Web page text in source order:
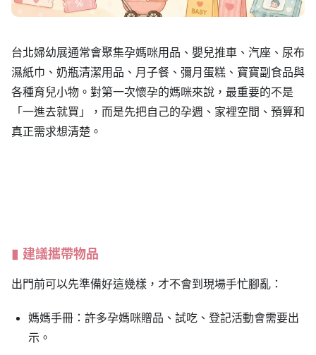
台北婦幼展通常會聚集孕媽咪用品、嬰兒推車、汽座、尿布
濕紙巾、奶瓶清潔用品、月子餐、彌月蛋糕、寶寶副食品與
各種育兒小物。對第一次懷孕的媽咪來說，最重要的不是
「一進去就買」，而是先把自己的孕週、家裡空間、預算和
真正需求想清楚。
建議攜帶物品
出門前可以先準備好這幾樣，才不會到現場手忙腳亂：
媽媽手冊：許多孕媽咪贈品、試吃、登記活動會需要出
示。